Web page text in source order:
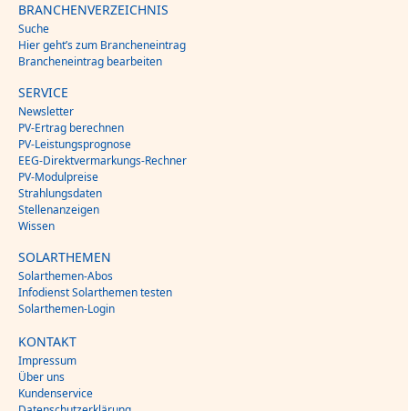
BRANCHENVERZEICHNIS
Suche
Hier geht’s zum Brancheneintrag
Brancheneintrag bearbeiten
SERVICE
Newsletter
PV-Ertrag berechnen
PV-Leistungsprognose
EEG-Direktvermarkungs-Rechner
PV-Modulpreise
Strahlungsdaten
Stellenanzeigen
Wissen
SOLARTHEMEN
Solarthemen-Abos
Infodienst Solarthemen testen
Solarthemen-Login
KONTAKT
Impressum
Über uns
Kundenservice